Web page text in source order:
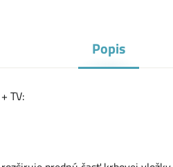
Popis
TV: